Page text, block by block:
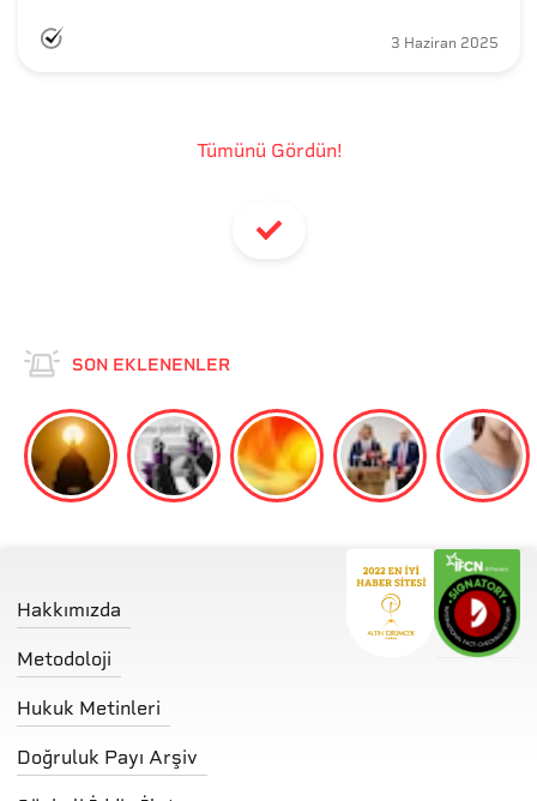
3 Haziran 2025
Tümünü Gördün!
SON EKLENENLER
Hakkımızda
Metodoloji
Hukuk Metinleri
Doğruluk Payı Arşiv